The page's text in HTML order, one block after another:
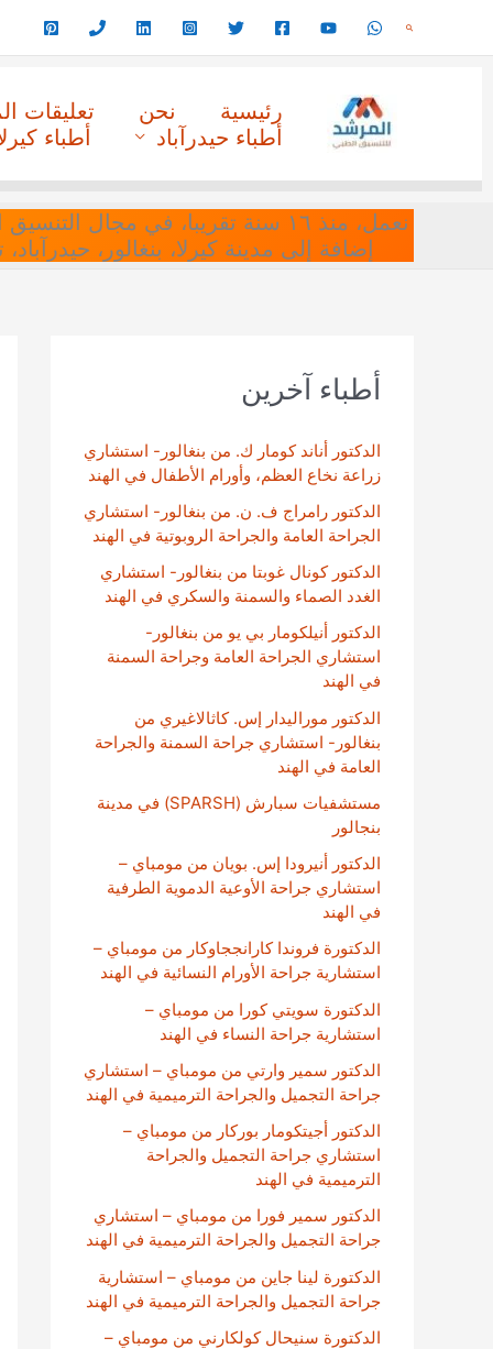
البحث
رئيسية نحن
تعليقات
أطباء حيدرآباد
أطباء
نعمل، منذ ١٦ سنة تقريبا، في
إضافة إلى مدينة كيرلا، بنغالور،
أطباء آخرين
الدكتور أناند كومار ك. من بنغالور- استشاري
زراعة نخاع العظم، وأورام الأطفال في الهند
الدكتور رامراج ف. ن. من بنغالور- استشاري
الجراحة العامة والجراحة الروبوتية في الهند
الدكتور كونال غوبتا من بنغالور- استشاري
الغدد الصماء والسمنة والسكري في الهند
الدكتور أنيلكومار بي يو من بنغالور-
استشاري الجراحة العامة وجراحة السمنة
في الهند
الدكتور موراليدار إس. كاثالاغيري من
بنغالور- استشاري جراحة السمنة والجراحة
العامة في الهند
مستشفيات سبارش (SPARSH) في مدينة
بنجالور
الدكتور أنيرودا إس. بويان من مومباي –
استشاري جراحة الأوعية الدموية الطرفية
في الهند
الدكتورة فروندا كارانججاوكار من مومباي –
استشارية جراحة الأورام النسائية في الهند
الدكتورة سويتي كورا من مومباي –
استشارية جراحة النساء في الهند
الدكتور سمير وارتي من مومباي – استشاري
جراحة التجميل والجراحة الترميمية في الهند
الدكتور أجيتكومار بوركار من مومباي –
استشاري جراحة التجميل والجراحة
الترميمية في الهند
الدكتور سمير فورا من مومباي – استشاري
جراحة التجميل والجراحة الترميمية في الهند
الدكتورة لينا جاين من مومباي – استشارية
جراحة التجميل والجراحة الترميمية في الهند
الدكتورة سنيحال كولكارني من مومباي –